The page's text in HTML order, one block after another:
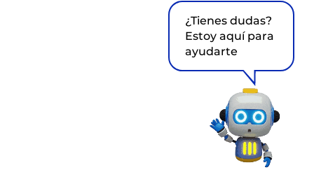
¿Tienes dudas?
Estoy aquí para
ayudarte